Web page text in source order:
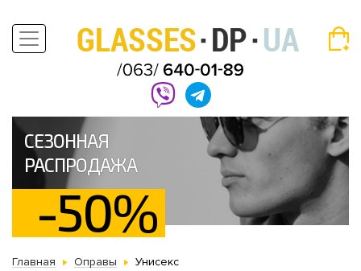
СЕЗОННАЯ
РАСПРОДАЖА
-50%
Главная Оправы Унисекс